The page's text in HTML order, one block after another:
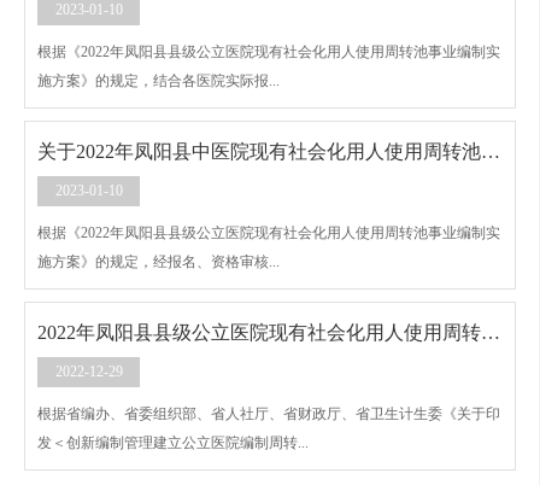
2023-01-10
根据《2022年凤阳县县级公立医院现有社会化用人使用周转池事业编制实
施方案》的规定，结合各医院实际报...
关于2022年凤阳县中医院现有社会化用人使用周转池事业编制资格审查合格人员的公告
2023-01-10
根据《2022年凤阳县县级公立医院现有社会化用人使用周转池事业编制实
施方案》的规定，经报名、资格审核...
2022年凤阳县县级公立医院现有社会化用人使用周转池事业编制实施方案
2022-12-29
根据省编办、省委组织部、省人社厅、省财政厅、省卫生计生委《关于印
发＜创新编制管理建立公立医院编制周转...